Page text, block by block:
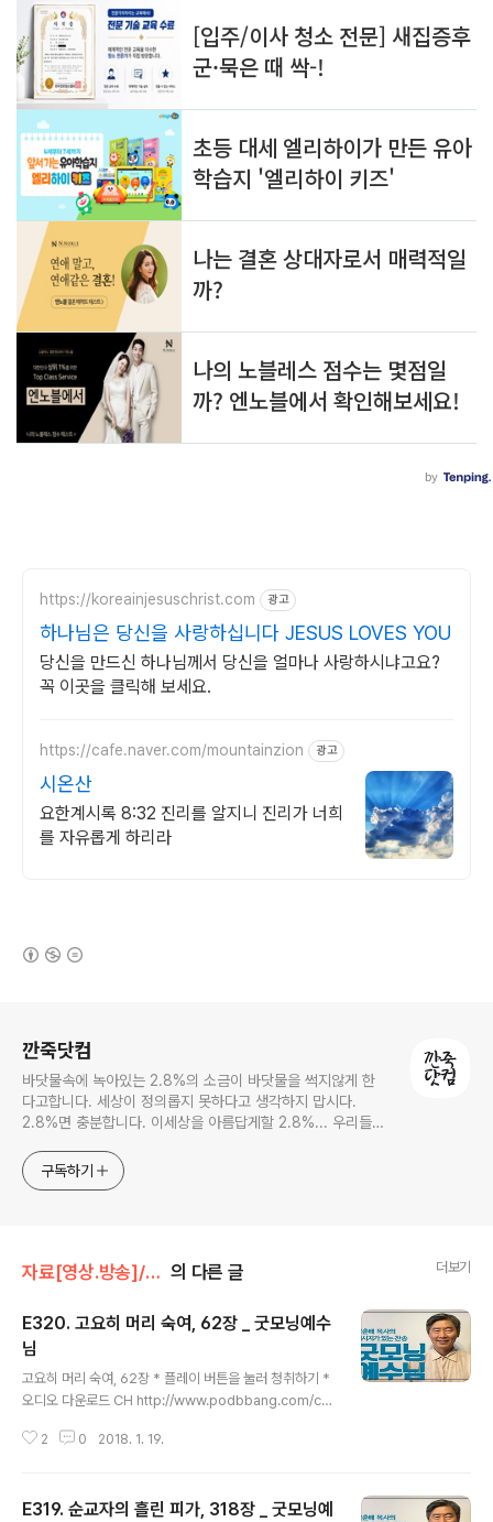
https://koreainjesuschrist.com 광고
하나님은 당신을 사랑하십니다 JESUS LOVES YOU
당신을 만드신 하나님께서 당신을 얼마나 사랑하시냐고요?
꼭 이곳을 클릭해 보세요.
https://cafe.naver.com/mountainzion 광고
시온산
요한계시록 8:32 진리를 알지니 진리가 너희
를 자유롭게 하리라
깐죽닷컴
바닷물속에 녹아있는 2.8%의 소금이 바닷물을 썩지않게 한
다고합니다. 세상이 정의롭지 못하다고 생각하지 맙시다.
2.8%면 충분합니다. 이세상을 아름답게할 2.8%... 우리들의
구독하기
자료[영상.방송]/굿모닝예수님 방송 의 다른 글 더보기
E320. 고요히 머리 숙여, 62장 _ 굿모닝예수
님
고요히 머리 숙여, 62장 * 플레이 버튼을 눌러 청취하기 *
오디오 다운로드 CH http://www.podbbang.com/ch/
의 '굿모닝 예수님' 팟캐스트팟빵 - http://www.podbba
odty.me/cast/178387 방송듣기 클릭 http://www.p
2 0 2018. 1. 19.
E319. 순교자의 흘린 피가, 318장 _ 굿모닝예